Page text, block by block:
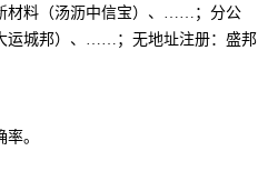
材料（汤沥中信宝）、……；分公
运城邦）、……；无地址注册：盛邦
。